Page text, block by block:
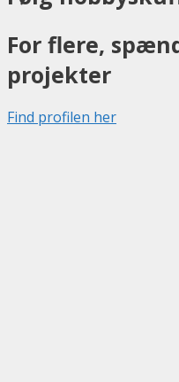
For flere,
projekter
Find profilen her